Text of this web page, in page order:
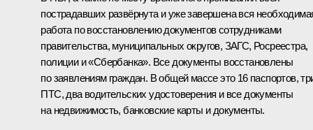
пострадавших развёрнута и уже завершена вся
работа по восстановлению документов сотрудниками
правительства, муниципальных округов, ЗАГС, Росреестра,
полиции и «Сбербанка». Все документы восстановлены
по заявлениям граждан. В общей массе это 16 паспортов,
ПТС, два водительских удостоверения и все документы
на недвижимость, банковские карты и документы.